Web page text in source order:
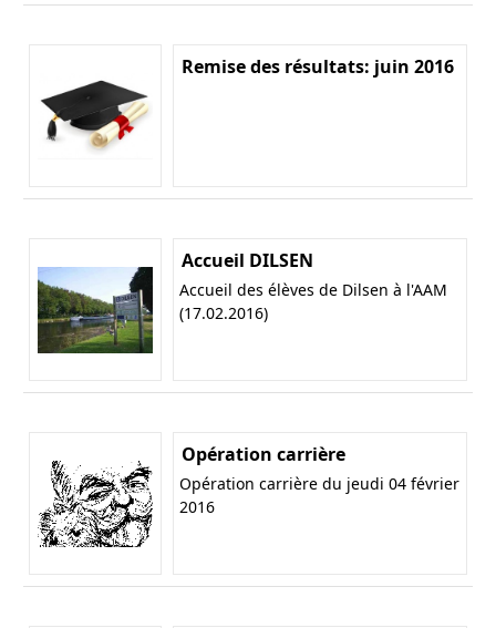
Remise des résultats: juin 2016
Accueil DILSEN
Accueil des élèves de Dilsen à l'AAM
(17.02.2016)
Opération carrière
Opération carrière du jeudi 04 février
2016